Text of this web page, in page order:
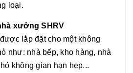
loại.
xưởng SHRV
lắp đặt cho một không
như: nhà bếp, kho hàng, nhà
không gian hạn hẹp...